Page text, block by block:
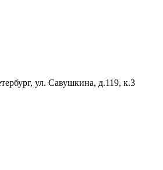
ул. Савушкина, д.119, к.3